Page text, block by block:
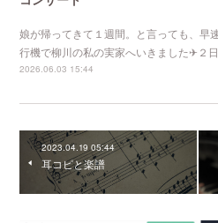
娘が帰ってきて１週間。と言っても、早
行機で柳川の私の実家へいきました✈２
2026.06.03 15:44
2023.04.19 05:44
耳コピと楽譜